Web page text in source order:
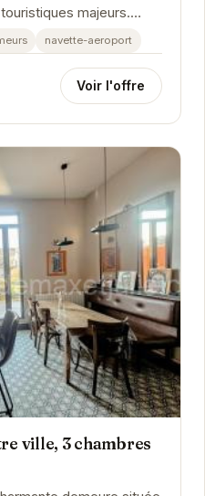
majeurs.
il peut...
navette-aeroport
Voir l'offre
ville, 3 chambres